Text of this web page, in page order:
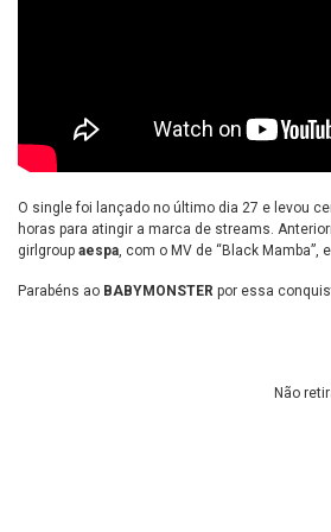
O single foi lançado no último dia 27 e levou
horas para atingir a marca de streams.
girlgroup aespa, com o MV de “Black Mamba”,
Parabéns ao BABYMONSTER por essa
Não